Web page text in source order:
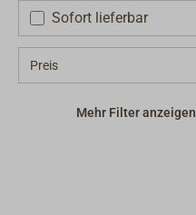
Sofort lieferbar
Preis
Mehr Filter anzeigen